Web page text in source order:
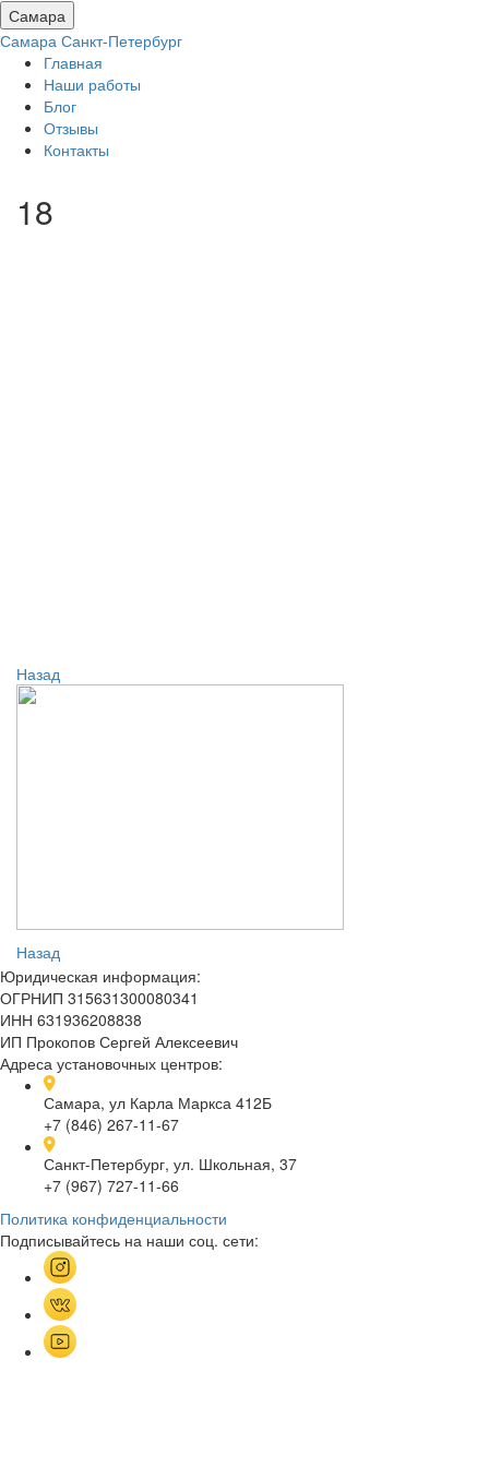
Самара
Самара Санкт-Петербург
Главная
Наши работы
Блог
Отзывы
Контакты
18
Назад
Назад
Юридическая информация:
ОГРНИП 315631300080341
ИНН 631936208838
ИП Прокопов Сергей Алексеевич
Адреса установочных центров:
Самара, ул Карла Маркса 412Б
+7 (846) 267-11-67
Санкт-Петербург, ул. Школьная, 37
+7 (967) 727-11-66
Политика конфиденциальности
Подписывайтесь на наши соц. сети: